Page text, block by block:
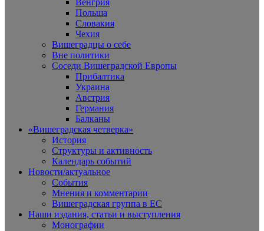
Венгрия
Польша
Словакия
Чехия
Вишеградцы о себе
Вне политики
Соседи Вишеградской Европы
Прибалтика
Украина
Австрия
Германия
Балканы
«Вишеградская четверка»
История
Структуры и активность
Календарь событий
Новости/актуальное
События
Мнения и комментарии
Вишеградская группа в ЕС
Наши издания, статьи и выступления
Монографии